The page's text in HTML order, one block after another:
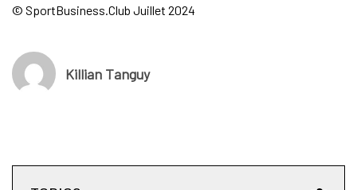
© SportBusiness.Club Juillet 2024
Killian Tanguy